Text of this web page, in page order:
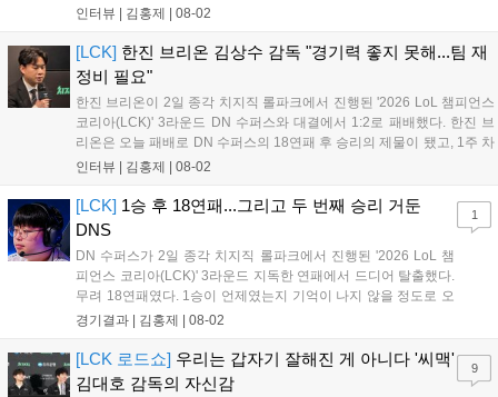
기에서 여전히 아쉬운 점도 있었지만, 오랜만에 거둔 승리였기 때문에
다"고...
인터뷰 | 김홍제 08-02
[LCK] 한진 브리온 김상수 감독 "경기력 좋지 못해...팀 재
정비 필요"
한진 브리온이 2일 종각 치지직 롤파크에서 진행된 '2026 LoL 챔피언스
코리아(LCK)' 3라운드 DN 수퍼스와 대결에서 1:2로 패배했다. 한진 브
리온은 오늘 패배로 DN 수퍼스의 18연패 후 승리의 제물이 됐고, 1주 차
에 2패를 당하며 좋지 못한 출발을 알렸다. 이하 한진 브리온 김상수 감
인터뷰 | 김홍제 08-02
[LCK] 1승 후 18연패...그리고 두 번째 승리 거둔
DNS
DN 수퍼스가 2일 종각 치지직 롤파크에서 진행된 '2026 LoL 챔
피언스 코리아(LCK)' 3라운드 지독한 연패에서 드디어 탈출했다.
무려 18연패였다. 1승이 언제였는지 기억이 나지 않을 정도로 오
래전이 맛봤던 승리의 달콤함을 3라운드 시작 후 두 번째 경기만
기록했고, DNS는 미드 전...
경기결과 | 김홍제 08-02
1
[LCK 로드쇼] 우리는 갑자기 잘해진 게 아니다 '씨맥'
김대호 감독의 자신감
9